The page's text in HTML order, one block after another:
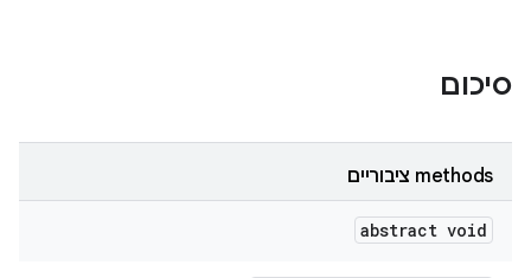
סיכום
‫methods ציבוריים
abstract void